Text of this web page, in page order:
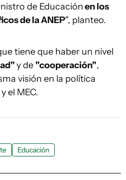
de Educaciónen los
de la ANEP", planteo.
tiene que haber un nivel
y de "cooperación",
visión en la política
el MEC.
Educación